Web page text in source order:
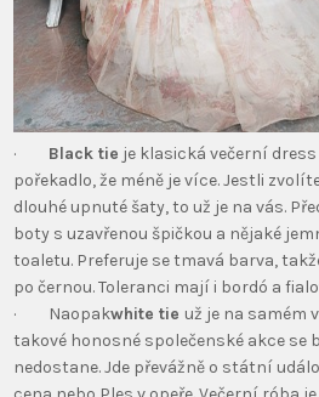
· Black tie je klasická večerní dress
pořekadlo, že méně je více. Jestli
dlouhé upnuté šaty, to už je na vás.
boty s uzavřenou špičkou a nějaké
toaletu. Preferuje se tmavá barva,
po černou. Toleranci mají i bordó a
· Naopakwhite tie už je na samém
takové honosné společenské akce se
nedostane. Jde převážně o státní